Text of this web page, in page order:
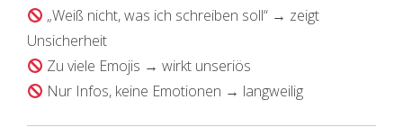
„Weiß nicht, was ich schreiben soll“ → zeigt
Unsicherheit
Zu viele Emojis → wirkt unseriös
Nur Infos, keine Emotionen → langweilig